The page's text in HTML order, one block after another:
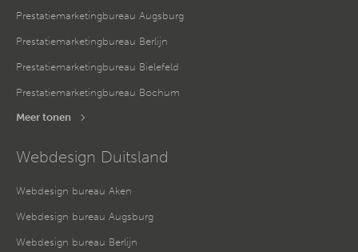
Prestatiemarketingbureau Augsburg
Prestatiemarketingbureau Berlijn
Prestatiemarketingbureau Bielefeld
Prestatiemarketingbureau Bochum
Meer tonen
Webdesign Duitsland
Webdesign bureau Aken
Webdesign bureau Augsburg
Webdesign bureau Berlijn